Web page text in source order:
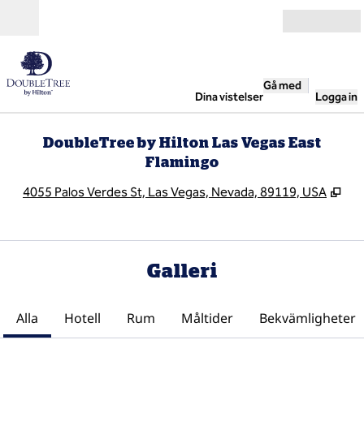
Dina vistelser
Gå med
Logga in
DoubleTree by Hilton Las Vegas East
Flamingo
4055 Palos Verdes St, Las Vegas, Nevada, 89119, USA ,
Galleri
Alla Hotell Rum Måltider Bekvämligheter